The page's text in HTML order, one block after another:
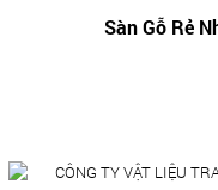
Sàn Gỗ Rẻ